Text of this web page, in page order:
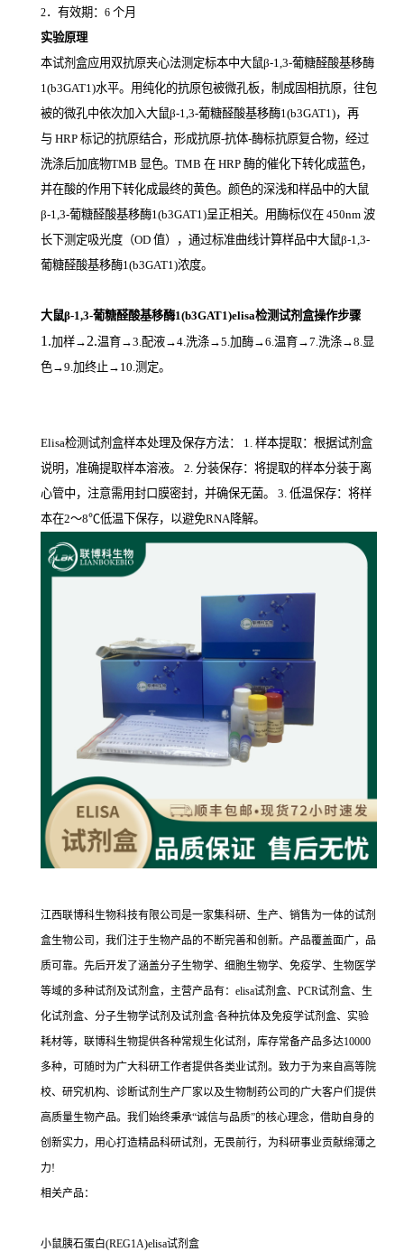
2．有效期： 6 个月
实验原理
本试剂盒应用双抗原夹心法测定标本中大鼠β-1,3-葡糖醛酸基移酶
1(b3GAT1)水平。用纯化的抗原包被微孔板，制成固相抗原，往包
被的微孔中依次加入大鼠β-1,3-葡糖醛酸基移酶1(b3GAT1)，再
与 HRP 标记的抗原结合，形成抗原-抗体-酶标抗原复合物，经过
洗涤后加底物TMB 显色。 TMB 在 HRP 酶的催化下转化成蓝色，
并在酸的作用下转化成最终的黄色。颜色的深浅和样品中的大鼠
β-1,3-葡糖醛酸基移酶1(b3GAT1)呈正相关。用酶标仪在 450nm 波
长下测定吸光度（OD 值），通过标准曲线计算样品中大鼠β-1,3-
葡糖醛酸基移酶1(b3GAT1)浓度。
大鼠β-1,3-葡糖醛酸基移酶1(b3GAT1)elisa检测试剂盒操作步骤
1.加样→ 2.温育→3.配液→4.洗涤→5.加酶→6.温育→7.洗涤→8.显
色→9.加终止→10.测定。
Elisa检测试剂盒样本处理及保存方法： 1. 样本提取：根据试剂盒
说明，准确提取样本溶液。 2. 分装保存：将提取的样本分装于离
心管中，注意需用封口膜密封，并确保无菌。 3. 低温保存：将样
本在2～8℃低温下保存，以避免RNA降解。
江西联博科生物科技有限公司是一家集科研、生产、销售为一体的试剂
盒生物公司，我们注于生物产品的不断完善和创新。产品覆盖面广，品
质可靠。先后开发了涵盖分子生物学、细胞生物学、免疫学、生物医学
等域的多种试剂及试剂盒，主营产品有：elisa试剂盒、PCR试剂盒、生
化试剂盒、分子生物学试剂及试剂盒·各种抗体及免疫学试剂盒、实验
耗材等，联博科生物提供各种常规生化试剂，库存常备产品多达10000
多种，可随时为广大科研工作者提供各类业试剂。致力于为来自高等院
校、研究机构、诊断试剂生产厂家以及生物制药公司的广大客户们提供
高质量生物产品。我们始终秉承“诚信与品质”的核心理念，借助自身的
创新实力，用心打造精品科研试剂，无畏前行，为科研事业贡献绵薄之
力!
相关产品：
小鼠胰石蛋白(REG1A)elisa试剂盒